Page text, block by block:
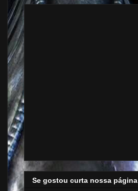
Se gostou curta nossa página